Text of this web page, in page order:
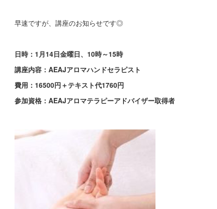
早速ですが、講座のお知らせです◎
日時：1月14日金曜日、10時～15時
講座内容：AEAJアロマハンドセラピスト
費用：16500円＋テキスト代1760円
参加資格：AEAJアロマテラピーアドバイザー取得者